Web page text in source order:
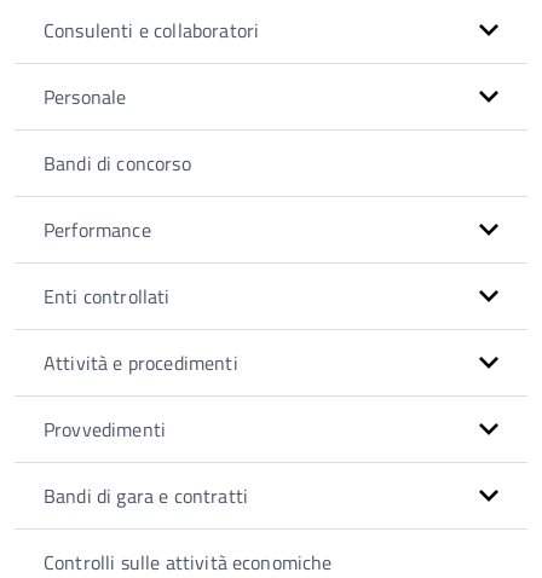
Consulenti e collaboratori
Personale
Bandi di concorso
Performance
Enti controllati
Attività e procedimenti
Provvedimenti
Bandi di gara e contratti
Controlli sulle attività economiche